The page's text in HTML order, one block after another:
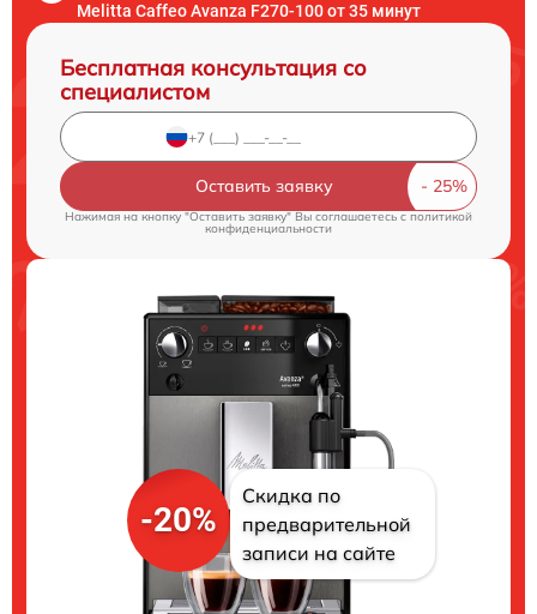
Melitta Caffeo Avanza F270-100 от 35 минут
Бесплатная консультация со
специалистом
Оставить заявку
Нажимая на кнопку "Оставить заявку" Вы соглашаетесь cполитикой
конфиденциальности
-20%
Скидка по
предварительной
записи на сайте